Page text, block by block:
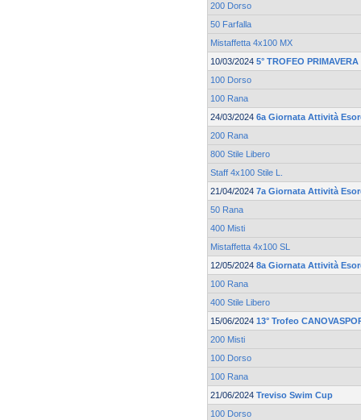
200 Dorso
50 Farfalla
Mistaffetta 4x100 MX
10/03/2024 5° TROFEO
100 Dorso
100 Rana
24/03/2024 6a Giornata Attività
200 Rana
800 Stile Libero
Staff 4x100 Stile L.
21/04/2024 7a Giornata Attività
50 Rana
400 Misti
Mistaffetta 4x100 SL
12/05/2024 8a Giornata Attività
100 Rana
400 Stile Libero
15/06/2024 13° Trofeo
200 Misti
100 Dorso
100 Rana
21/06/2024 Treviso Swim Cup
100 Dorso